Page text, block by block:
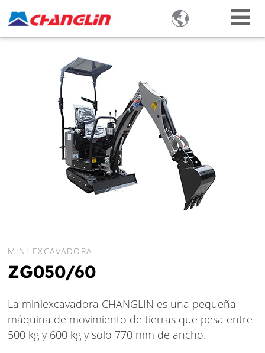

MINI EXCAVADORA
ZG050/60
La miniexcavadora CHANGLIN es una pequeña
máquina de movimiento de tierras que pesa entre
500 kg y 600 kg y solo 770 mm de ancho.